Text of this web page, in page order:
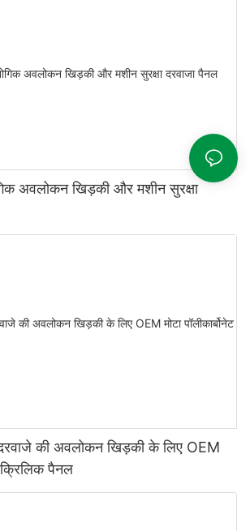
अवलोकन खिड़की और मशीन सुरक्षा
की अवलोकन खिड़की के लिए OEM
पैनल